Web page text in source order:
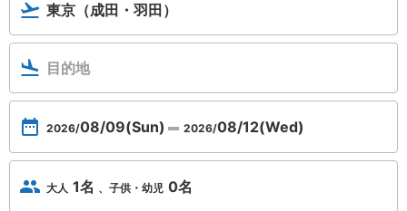
東京（成田・羽田）
目的地
2026/08/09(Sun) 2026/08/12(Wed)
大人 1名 子供・幼児 0名